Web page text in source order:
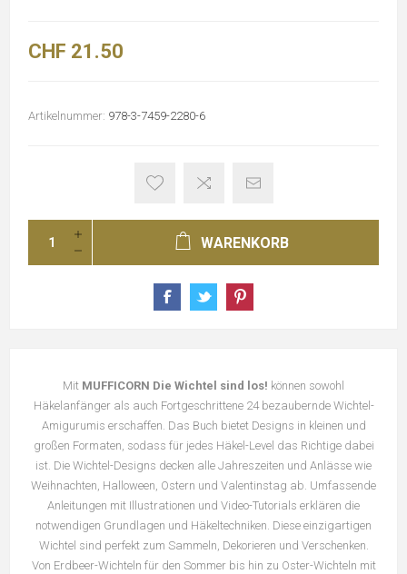
CHF 21.50
Artikelnummer: 978-3-7459-2280-6
WARENKORB
Mit MUFFICORN Die Wichtel sind los! können sowohl
Häkelanfänger als auch Fortgeschrittene 24 bezaubernde Wichtel-
Amigurumis erschaffen. Das Buch bietet Designs in kleinen und
großen Formaten, sodass für jedes Häkel-Level das Richtige dabei
ist. Die Wichtel-Designs decken alle Jahreszeiten und Anlässe wie
Weihnachten, Halloween, Ostern und Valentinstag ab. Umfassende
Anleitungen mit Illustrationen und Video-Tutorials erklären die
notwendigen Grundlagen und Häkeltechniken. Diese einzigartigen
Wichtel sind perfekt zum Sammeln, Dekorieren und Verschenken.
Von Erdbeer-Wichteln für den Sommer bis hin zu Oster-Wichteln mit